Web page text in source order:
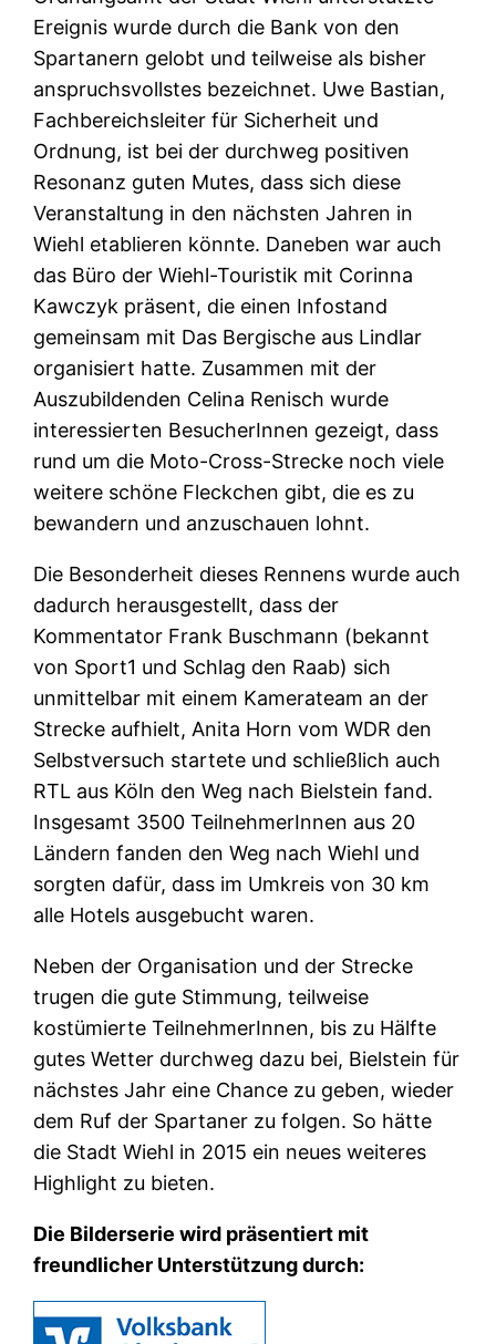
Ereignis wurde durch die Bank von den
Spartanern gelobt und teilweise als bisher
anspruchsvollstes bezeichnet. Uwe Bastian,
Fachbereichsleiter für Sicherheit und
Ordnung, ist bei der durchweg positiven
Resonanz guten Mutes, dass sich diese
Veranstaltung in den nächsten Jahren in
Wiehl etablieren könnte. Daneben war auch
das Büro der Wiehl-Touristik mit Corinna
Kawczyk präsent, die einen Infostand
gemeinsam mit Das Bergische aus Lindlar
organisiert hatte. Zusammen mit der
Auszubildenden Celina Renisch wurde
interessierten BesucherInnen gezeigt, dass
rund um die Moto-Cross-Strecke noch viele
weitere schöne Fleckchen gibt, die es zu
bewandern und anzuschauen lohnt.
Die Besonderheit dieses Rennens wurde auch
dadurch herausgestellt, dass der
Kommentator Frank Buschmann (bekannt
von Sport1 und Schlag den Raab) sich
unmittelbar mit einem Kamerateam an der
Strecke aufhielt, Anita Horn vom WDR den
Selbstversuch startete und schließlich auch
RTL aus Köln den Weg nach Bielstein fand.
Insgesamt 3500 TeilnehmerInnen aus 20
Ländern fanden den Weg nach Wiehl und
sorgten dafür, dass im Umkreis von 30 km
alle Hotels ausgebucht waren.
Neben der Organisation und der Strecke
trugen die gute Stimmung, teilweise
kostümierte TeilnehmerInnen, bis zu Hälfte
gutes Wetter durchweg dazu bei, Bielstein für
nächstes Jahr eine Chance zu geben, wieder
dem Ruf der Spartaner zu folgen. So hätte
die Stadt Wiehl in 2015 ein neues weiteres
Highlight zu bieten.
Die Bilderserie wird präsentiert mit
freundlicher Unterstützung durch: